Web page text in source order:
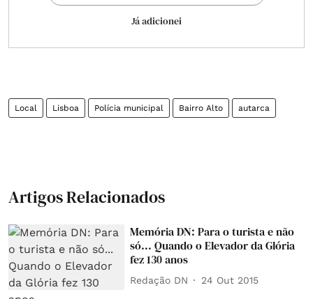
Já adicionei
Local Lisboa Polícia municipal Bairro Alto autarca
Artigos Relacionados
Memória DN: Para o turista e não
só... Quando o Elevador da Glória
fez 130 anos
Redação DN 24 Out 2015